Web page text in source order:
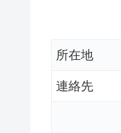
所在地
連絡先